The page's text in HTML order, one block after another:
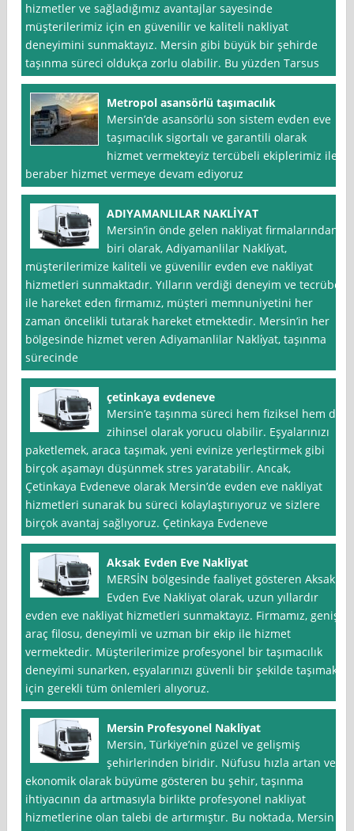
hizmetler ve sağladığımız avantajlar sayesinde
müşterilerimiz için en güvenilir ve kaliteli nakliyat
deneyimini sunmaktayız. Mersin gibi büyük bir şehirde
taşınma süreci oldukça zorlu olabilir. Bu yüzden Tarsus
Metropol asansörlü taşımacılık
Mersin’de asansörlü son sistem evden eve
taşımacılık sigortalı ve garantili olarak
hizmet vermekteyiz tercübeli ekiplerimiz ile
beraber hizmet vermeye devam ediyoruz
ADIYAMANLILAR NAKLİYAT
Mersin’in önde gelen nakliyat firmalarından
biri olarak, Adiyamanlilar Nakli̇yat,
müşterilerimize kaliteli ve güvenilir evden eve nakliyat
hizmetleri sunmaktadır. Yılların verdiği deneyim ve tecrübe
ile hareket eden firmamız, müşteri memnuniyetini her
zaman öncelikli tutarak hareket etmektedir. Mersin’in her
bölgesinde hizmet veren Adiyamanlilar Nakli̇yat, taşınma
sürecinde
çetinkaya evdeneve
Mersin’e taşınma süreci hem fiziksel hem de
zihinsel olarak yorucu olabilir. Eşyalarınızı
paketlemek, araca taşımak, yeni evinize yerleştirmek gibi
birçok aşamayı düşünmek stres yaratabilir. Ancak,
Çetinkaya Evdeneve olarak Mersin’de evden eve nakliyat
hizmetleri sunarak bu süreci kolaylaştırıyoruz ve sizlere
birçok avantaj sağlıyoruz. Çetinkaya Evdeneve
Aksak Evden Eve Nakliyat
MERSİN bölgesinde faaliyet gösteren Aksak
Evden Eve Nakliyat olarak, uzun yıllardır
evden eve nakliyat hizmetleri sunmaktayız. Firmamız, geniş
araç filosu, deneyimli ve uzman bir ekip ile hizmet
vermektedir. Müşterilerimize profesyonel bir taşımacılık
deneyimi sunarken, eşyalarınızı güvenli bir şekilde taşımak
için gerekli tüm önlemleri alıyoruz.
Mersin Profesyonel Nakliyat
Mersin, Türkiye’nin güzel ve gelişmiş
şehirlerinden biridir. Nüfusu hızla artan ve
ekonomik olarak büyüme gösteren bu şehir, taşınma
ihtiyacının da artmasıyla birlikte profesyonel nakliyat
hizmetlerine olan talebi de artırmıştır. Bu noktada, Mersin